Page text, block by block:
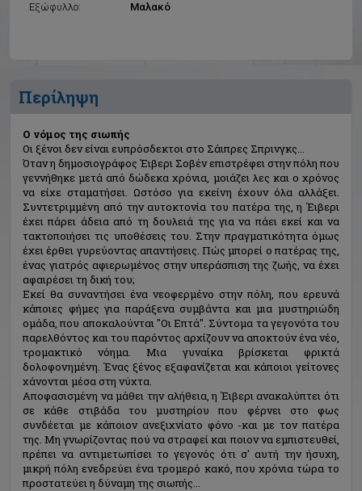
Εξώφυλλο:
Μαλακό
Περίληψη
Ο νόμος της σιωπής
Οι ξένοι δεν είναι ευπρόσδεκτοι στο Σάιπρες Σπρινγκς...
Όταν η δημοσιογράφος Έιβερι Σοβέν επιστρέφει στην πόλη που
γεννήθηκε μετά από δώδεκα χρόνια, μοιάζει λες και ο χρόνος
να είχε σταματήσει. Ωστόσο για εκείνη έχουν όλα αλλάξει.
Συντετριμμένη από την αυτοκτονία του πατέρα της, η Έιβερι
έχει πάρει άδεια από τη δουλειά της για να πάει εκεί και να
τακτοποιήσει τις υποθέσεις του. Στην πραγματικότητα όμως
έχει έρθει γυρεύοντας απαντήσεις. Πώς μπορεί ο πατέρας της,
ένας γιατρός αφιερωμένος στην υπεράσπιση της ζωής, να έχει
αφαιρέσει τη δική του;
Εκεί θα συναντήσει ένα νεοφερμένο στην πόλη, που ερευνά
κάποιες φήμες για παράξενα συμβάντα και μια μυστηριώδη
ομάδα, που αποκαλούνται "Οι Επτά". Σύντομα τα γεγονότα του
παρελθόντος και του παρόντος αρχίζουν να αποκτούν ένα νέο,
τρομακτικό νόημα. Μια γυναίκα βρίσκεται φρικτά
δολοφονημένη. Ένας ξένος εξαφανίζεται και κάποιοι γείτονες
χάνονται μέσα στη νύχτα.
Αποφασισμένη να μάθει την αλήθεια, η Έιβερι ανακαλύπτει ότι
σε κάθε στιβάδα του μυστηρίου που φέρνει στο φως
συνδέεται με κάποιον ανεξιχνίατο φόνο -και με τον πατέρα
της. Μη γνωρίζοντας πού να στραφεί και ποιον να εμπιστευθεί,
πρέπει να αντιμετωπίσει το γεγονός ότι σ' αυτή την ήσυχη,
μικρή πόλη ενεδρεύει ένα τρομερό κακό, που χρόνια τώρα το
προστατεύει η δύναμη της σιωπής...